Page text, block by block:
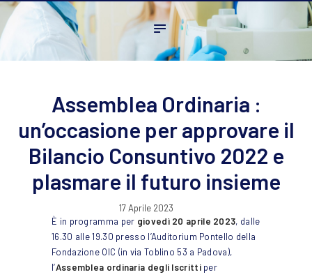
Home
L’ordine
Ambito Professionale
News
FAQ
Contatti
Assemblea Ordinaria :
un’occasione per approvare il
Bilancio Consuntivo 2022 e
plasmare il futuro insieme
17 Aprile 2023
È in programma per giovedì 20 aprile 2023, dalle
16.30 alle 19.30 presso l’Auditorium Pontello della
Fondazione OIC (in via Toblino 53 a Padova),
l’Assemblea ordinaria degli Iscritti per